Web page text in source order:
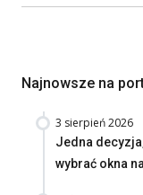
Najnowsze na
3 sierpień 2026
Jedna
wybrać okna